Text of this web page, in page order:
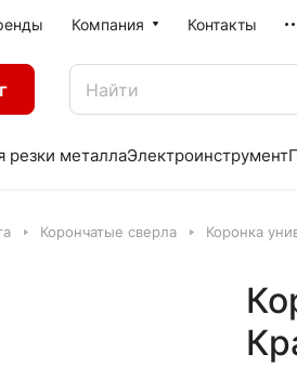
Компания Контакты
резки металлаЭлектроинструмент
Корончатые сверла Коронка